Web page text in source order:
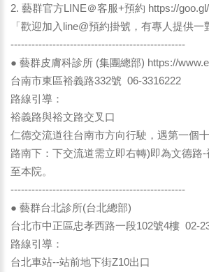
2. 藝群官方LINE＠客服+預約 https://
「歡迎加入line@預約掛號，有專人提供一
--------------------------------------------------
● 藝群皮膚科診所 (集團總部) https://
台南市東區裕義路332號 06-3316222
路線引導：
裕義路與裕文路交叉口
仁德交流道往台南市方向行駛，遇第一個
路南下：下交流道需立即右轉)即為文德路
至本院。
--------------------------------------------------
● 藝群台北診所(台北總部)
台北市中正區忠孝西路一段102號4樓 02-
路線引導：
台北車站--站前地下街Z10出口